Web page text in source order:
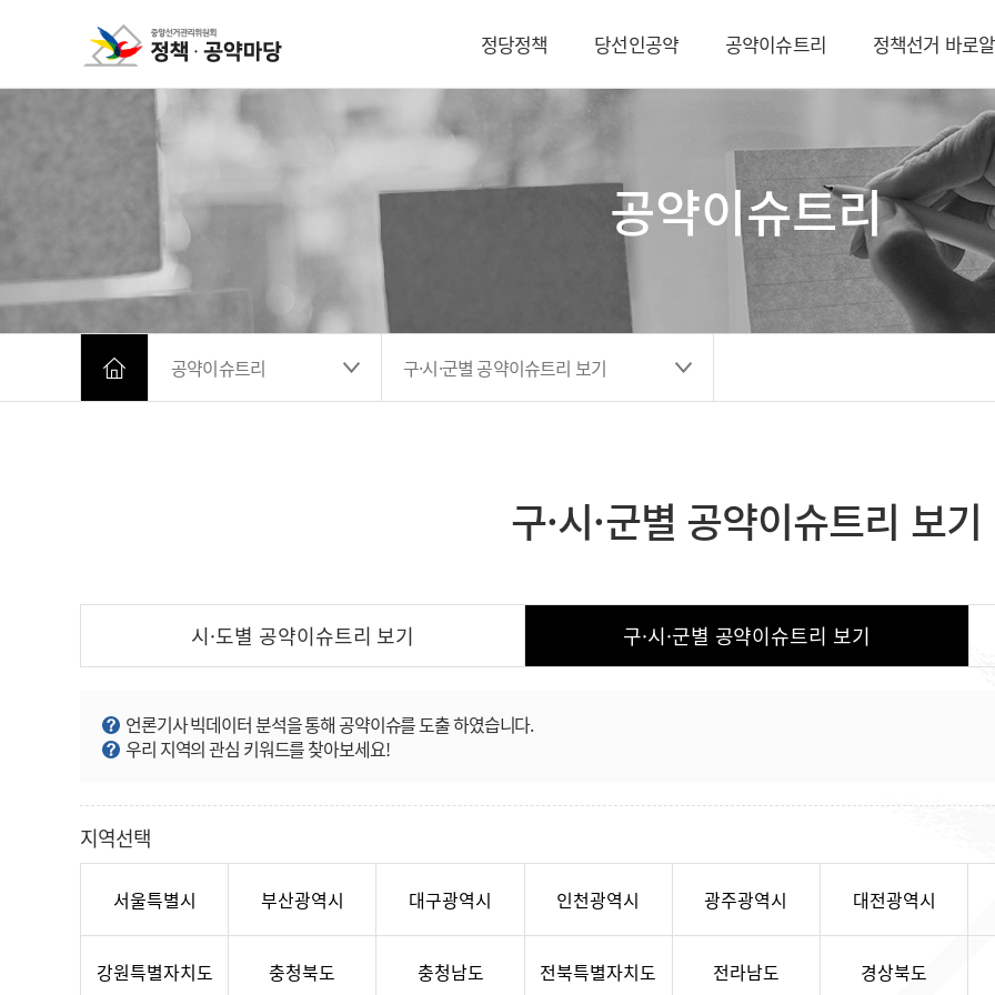
정당정책 당선인공약 공약이슈트리 정책선거 바로
공약이슈트리
공약이슈트리 구·시·군별 공약이슈트리 보기
구·시·군별 공약이슈트리 보기
시·도별 공약이슈트리 보기 구·시·군별 공약이슈트리 보기
언론기사 빅데이터 분석을 통해 공약이슈를 도출 하였습니다.
우리 지역의 관심 키워드를 찾아보세요!
지역선택
서울특별시 부산광역시 대구광역시 인천광역시 광주광역시 대전광역시
강원특별자치도 충청북도 충청남도 전북특별자치도 전라남도 경상북도